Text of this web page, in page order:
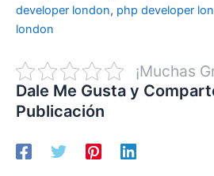
developer london, php developer
london
¡Muchas
Dale Me Gusta y
Publicación